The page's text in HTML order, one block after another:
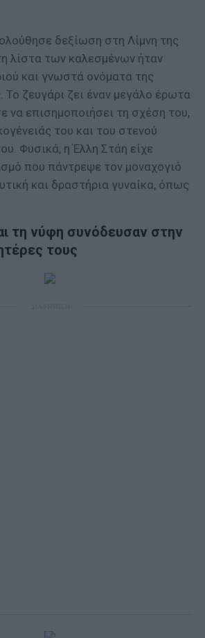
δεξίωση στη Λίμνη της
λίστα των καλεσμένων ήταν
και γνωστά ονόματα της
Το ζευγάρι ζει έναν μεγάλο έρωτα
να επισημοποιήσει τη σχέση του,
του και του στενού
Φυσικά, η Έλλη Στάη είχε
που πάντρεψε τον μοναχογιό
και δραστήρια γυναίκα, όπως
τη νύφη συνόδευσαν στην
τους